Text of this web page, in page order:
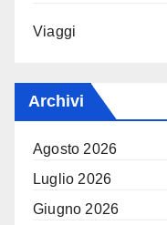
Viaggi
Archivi
Agosto 2026
Luglio 2026
Giugno 2026